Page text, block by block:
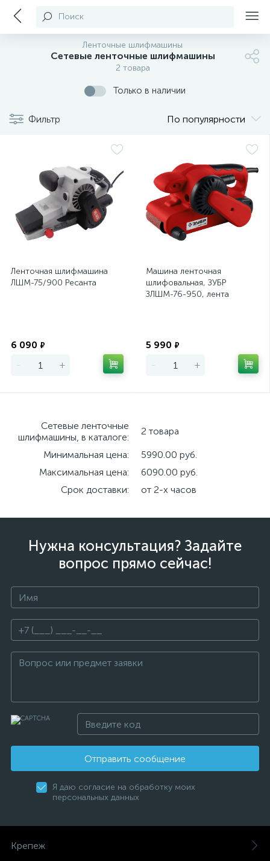
Поиск
Ленточные шлифмашины
Сетевые ленточные шлифмашины
2 товара
Только в наличии
Фильтр По популярности
Ленточная шлифмашина
ЛШМ-75/900 Ресанта
6 090 ₽
- +
Машина ленточная
шлифовальная, ЗУБР
ЗЛШМ-76-950, лента
5 990 ₽
- +
Сетевые ленточные
шлифмашины, в каталоге:
2 товара
Минимальная цена:
5990.00 руб.
Максимальная цена:
6090.00 руб.
Срок доставки:
от 2-х часов
Нужна консультация? Задайте
вопрос прямо сейчас!
Отправить сообщение
Я даю согласие на обработку моих
персональных данных
Крепеж